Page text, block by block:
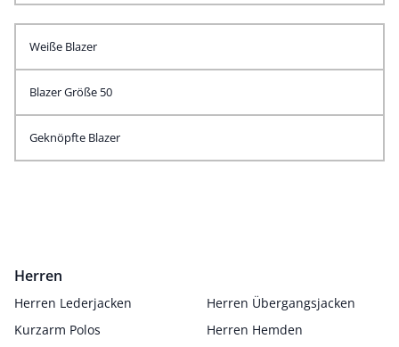
Weiße Blazer
Blazer Größe 50
Geknöpfte Blazer
Herren
Herren Lederjacken
Herren Übergangsjacken
Kurzarm Polos
Herren Hemden